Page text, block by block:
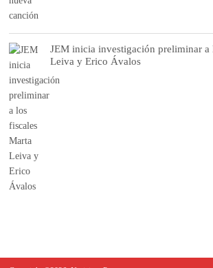
JEM inicia investigación preliminar a
Leiva y Erico Ávalos